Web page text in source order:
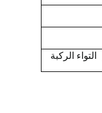
التواء الركبة